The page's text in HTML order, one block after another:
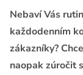
Nebaví Vás
každodenním
zákazníky?
naopak zúročit